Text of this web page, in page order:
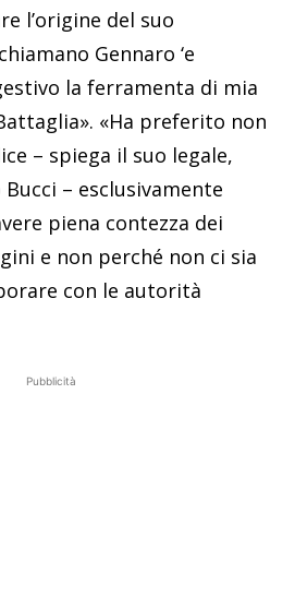
l’origine del suo
Gennaro ‘e
la ferramenta di mia
«Ha preferito non
– spiega il suo legale,
Bucci – esclusivamente
piena contezza dei
e non perché non ci sia
con le autorità
Pubblicità